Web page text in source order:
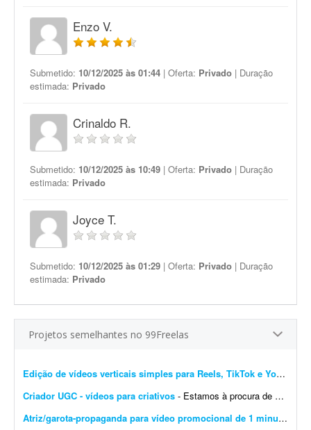
Enzo V.
Submetido: 10/12/2025 às 01:44 | Oferta: Privado | Duração
estimada: Privado
Crinaldo R.
Submetido: 10/12/2025 às 10:49 | Oferta: Privado | Duração
estimada: Privado
Joyce T.
Submetido: 10/12/2025 às 01:29 | Oferta: Privado | Duração
estimada: Privado
Projetos semelhantes no 99Freelas
Edição de vídeos verticais simples para Reels, TikTok e YouTube Shorts
Criador UGC - vídeos para criativos - Estamos à procura de um(a) criador(a) UGC para gravar alguns vídeos que usaremos como criativos no lançamento da nossa nova plataforma para o ramo de venda de seguidores, curti...
Atriz/garota-propaganda para vídeo promocional de 1 minuto